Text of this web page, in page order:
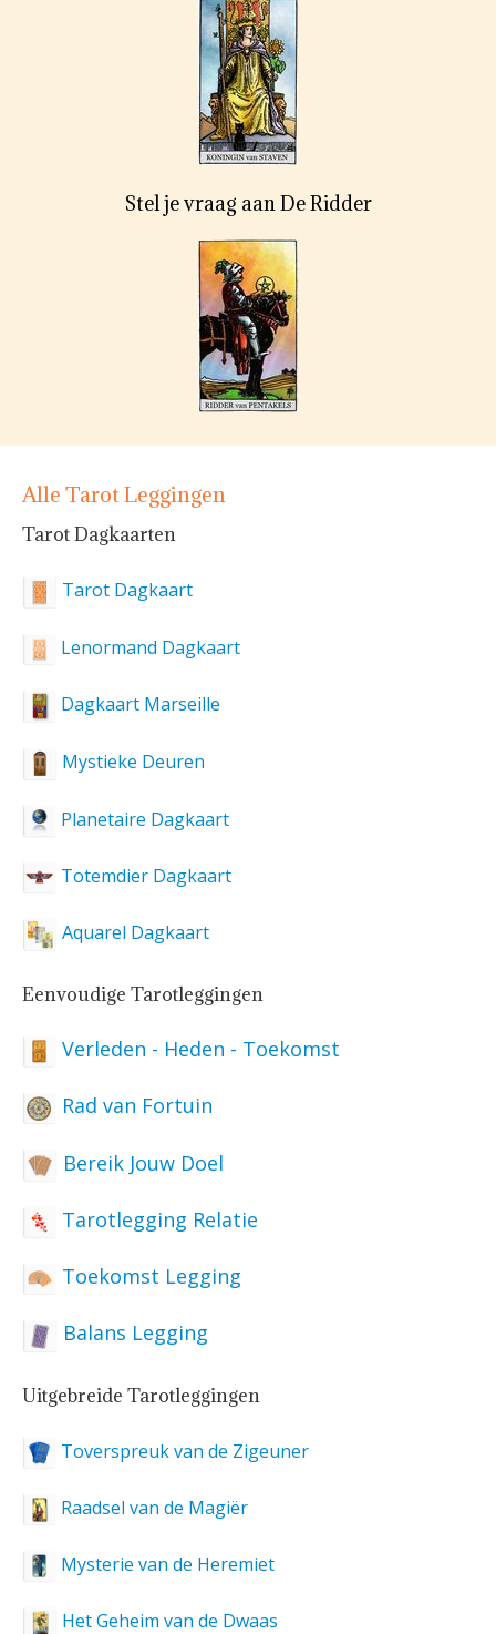
Stel je vraag aan De Ridder
Alle Tarot Leggingen
Tarot Dagkaarten
Tarot Dagkaart
Lenormand Dagkaart
Dagkaart Marseille
Mystieke Deuren
Planetaire Dagkaart
Totemdier Dagkaart
Aquarel Dagkaart
Eenvoudige Tarotleggingen
Verleden - Heden - Toekomst
Rad van Fortuin
Bereik Jouw Doel
Tarotlegging Relatie
Toekomst Legging
Balans Legging
Uitgebreide Tarotleggingen
Toverspreuk van de Zigeuner
Raadsel van de Magiër
Mysterie van de Heremiet
Het Geheim van de Dwaas